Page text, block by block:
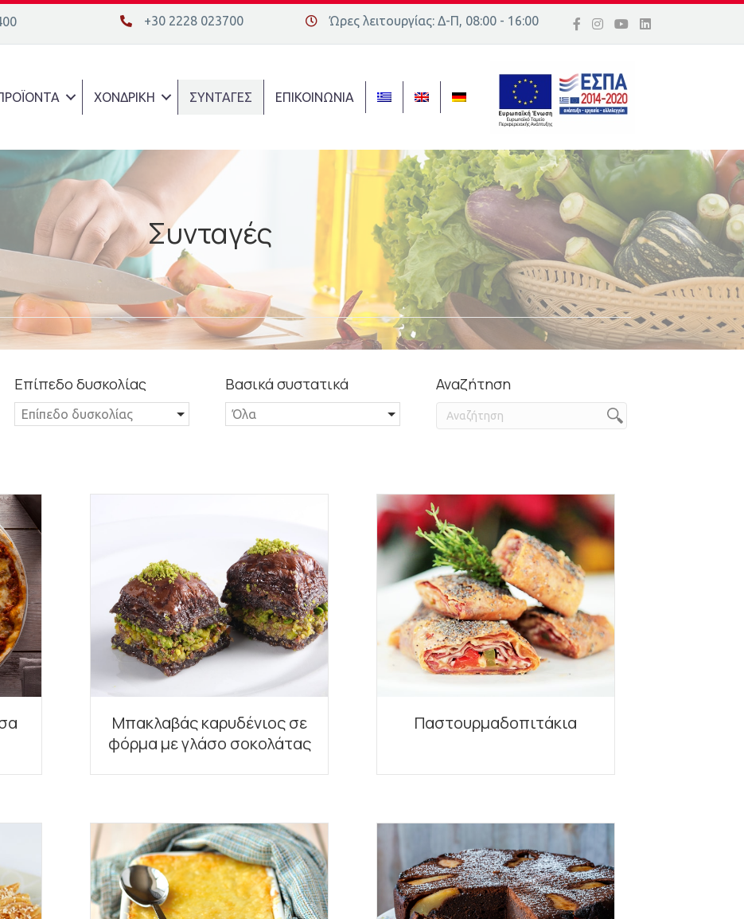
+30 2228 023700
+30 2228 023700 Διεύθυνση οδός 16, Ελλάδα
Ώρες λειτουργίας: Δ-Π, 08:00 - 16:00
ΧΟΝΔΡΙΚΗ ΣΥΝΤΑΓΕΣ ΕΠΙΚΟΙΝΩΝΙΑ
Συνταγές
Επίπεδο δυσκολίας
Επίπεδο δυσκολίας
Βασικά συστατικά
Όλα
Αναζήτηση
Μπακλαβάς καρυδένιος σε
φόρμα με γλάσο σοκολάτας
Παστουρμαδοπιτάκια